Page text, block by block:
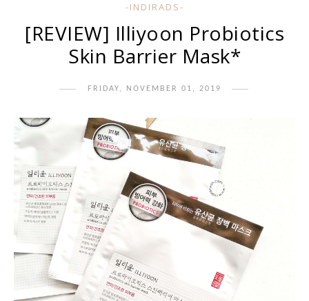
-INDIRADS-
[REVIEW] Illiyoon Probiotics
Skin Barrier Mask*
FRIDAY, NOVEMBER 01, 2019